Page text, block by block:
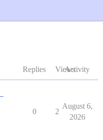
Replies ViewsActivity
0 2
August 6,
2026